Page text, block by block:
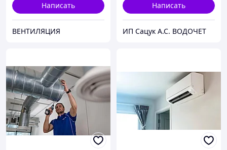
Написать
ВЕНТИЛЯЦИЯ
Написать
ИП Сaцук А.С. ВOДOЧЕТ